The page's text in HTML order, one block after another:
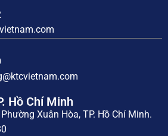
Hồ Chí Minh
Xuân Hòa, TP. Hồ Chí Minh.